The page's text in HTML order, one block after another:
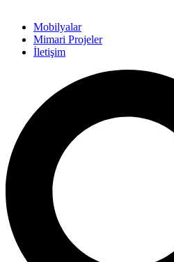
Mobilyalar
Mimari Projeler
İletişim